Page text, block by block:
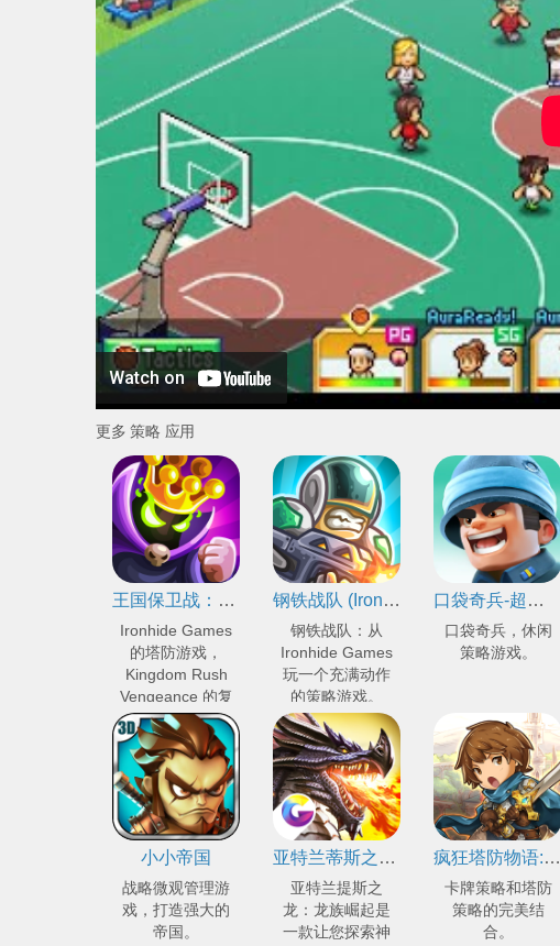
更多 策略 应用
王国保卫战：复仇 (Kingdom Rush Vengeance)
Ironhide Games
的塔防游戏，
Kingdom Rush
Vengeance 的复
仇。
钢铁战队 (Iron Marines)
钢铁战队：从
Ironhide Games
玩一个充满动作
的策略游戏。
口袋奇兵-超休闲的策略游戏
口袋奇兵，休闲
策略游戏。
小小帝国
战略微观管理游
戏，打造强大的
帝国。
亚特兰蒂斯之龙：龙族崛起
亚特兰提斯之
龙：龙族崛起是
一款让您探索神
疯狂塔防物语: 卡牌塔防游戏
卡牌策略和塔防
策略的完美结
合。